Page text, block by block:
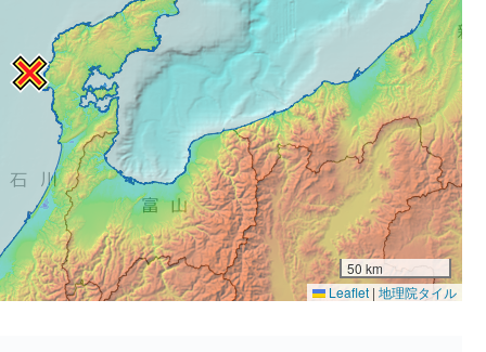
50 km
Leaflet | 地理院タイル